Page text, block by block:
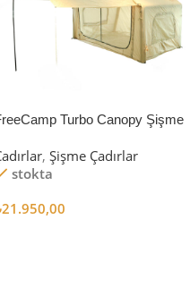
Turbo Canopy Şişme
, Şişme Çadırlar
stokta
21.950,00